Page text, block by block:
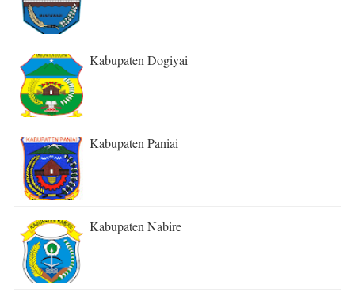
Kabupaten Dogiyai
Kabupaten Paniai
Kabupaten Nabire